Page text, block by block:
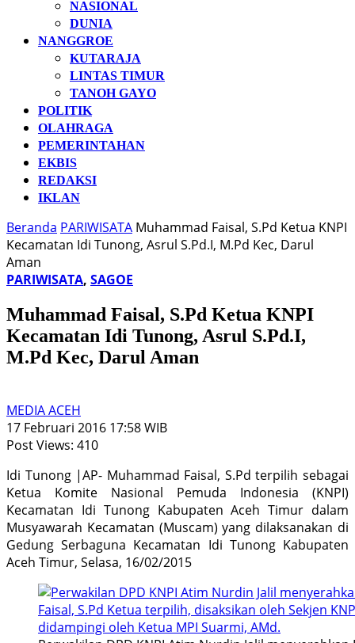
NASIONAL
DUNIA
NANGGROE
KUTARAJA
LINTAS TIMUR
TANOH GAYO
POLITIK
OLAHRAGA
PEMERINTAHAN
EKBIS
REDAKSI
IKLAN
Beranda PARIWISATA Muhammad Faisal, S.Pd Ketua KNPI
Kecamatan Idi Tunong, Asrul S.Pd.I, M.Pd Kec, Darul
Aman
PARIWISATA, SAGOE
Muhammad Faisal, S.Pd Ketua KNPI
Kecamatan Idi Tunong, Asrul S.Pd.I,
M.Pd Kec, Darul Aman
MEDIA ACEH
17 Februari 2016 17:58 WIB
Post Views: 410
Idi Tunong |AP- Muhammad Faisal, S.Pd terpilih sebagai
Ketua Komite Nasional Pemuda Indonesia (KNPI)
Kecamatan Idi Tunong Kabupaten Aceh Timur dalam
Musyawarah Kecamatan (Muscam) yang dilaksanakan di
Gedung Serbaguna Kecamatan Idi Tunong Kabupaten
Aceh Timur, Selasa, 16/02/2015